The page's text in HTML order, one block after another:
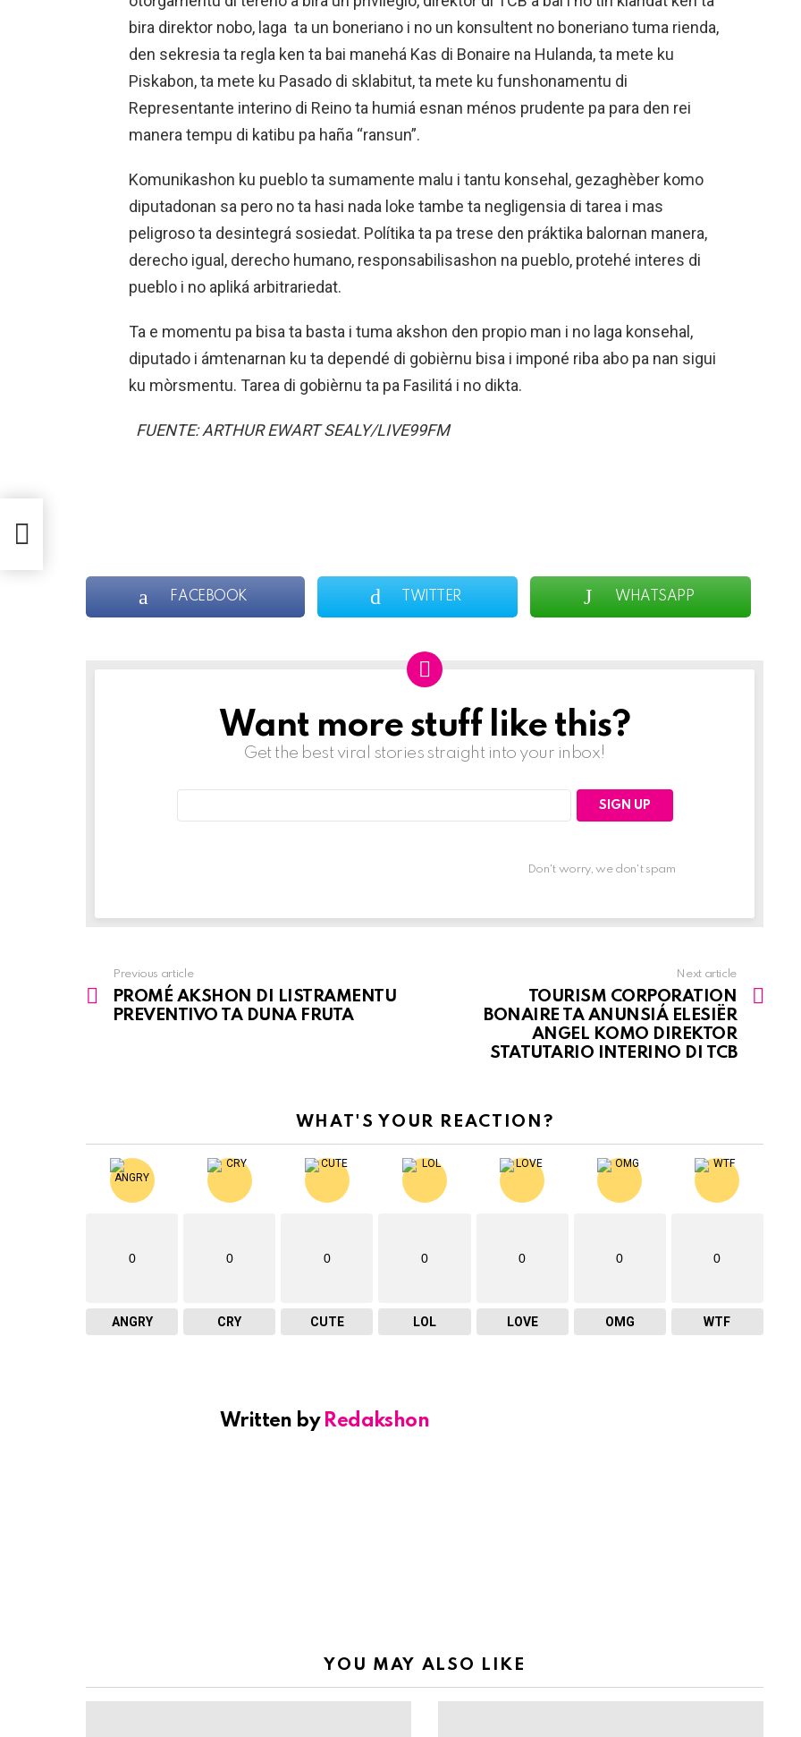
bira direktor nobo, laga ta un boneriano i no un konsultent no boneriano tuma rienda,
den sekresia ta regla ken ta bai manehá Kas di Bonaire na Hulanda, ta mete ku
Piskabon, ta mete ku Pasado di sklabitut, ta mete ku funshonamentu di
Representante interino di Reino ta humiá esnan ménos prudente pa para den rei
manera tempu di katibu pa haña “ransun”.
Komunikashon ku pueblo ta sumamente malu i tantu konsehal, gezaghèber komo
diputadonan sa pero no ta hasi nada loke tambe ta negligensia di tarea i mas
peligroso ta desintegrá sosiedat. Polítika ta pa trese den práktika balornan manera,
derecho igual, derecho humano, responsabilisashon na pueblo, protehé interes di
pueblo i no apliká arbitrariedat.
Ta e momentu pa bisa ta basta i tuma akshon den propio man i no laga konsehal,
diputado i ámtenarnan ku ta dependé di gobièrnu bisa i imponé riba abo pa nan sigui
ku mòrsmentu. Tarea di gobièrnu ta pa Fasilitá i no dikta.
FUENTE: ARTHUR EWART SEALY/LIVE99FM
FACEBOOK TWITTER WHATSAPP
NEWSLETTERWant more stuff like this?
Get the best viral stories straight into your inbox!
Don't worry, we don't spam
See
more
Previous article
PROMÉ AKSHON DI LISTRAMENTU
PREVENTIVO TA DUNA FRUTA
Next article
TOURISM CORPORATION
BONAIRE TA ANUNSIÁ ELESIËR
ANGEL KOMO DIREKTOR
STATUTARIO INTERINO DI TCB
WHAT'S YOUR REACTION?
0
ANGRY
0
CRY
0
CUTE
0
LOL
0
LOVE
0
OMG
0
WTF
Written by Redakshon
YOU MAY ALSO LIKE